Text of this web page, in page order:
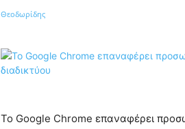
Κοινοποίηση
Το Google Chrome επαναφέρει